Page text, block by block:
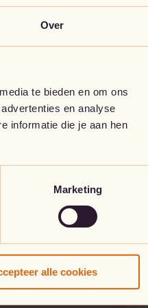
Over
te bieden en om ons
en analyse
informatie die je aan hen
Marketing
alle cookies